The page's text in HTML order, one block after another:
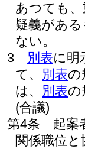
あつても
疑義があ
ない。
3
別表に明
て、 別表の
は、 別表の
(合議)
第4条
起案
関係職位